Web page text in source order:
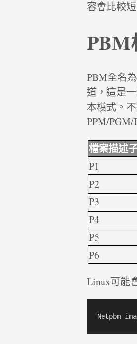
容會比較
PBM
PBM全名為
道，這是
本模式。
PPM/
檔案描述
P1
P2
P3
P4
P5
P6
Linux可能